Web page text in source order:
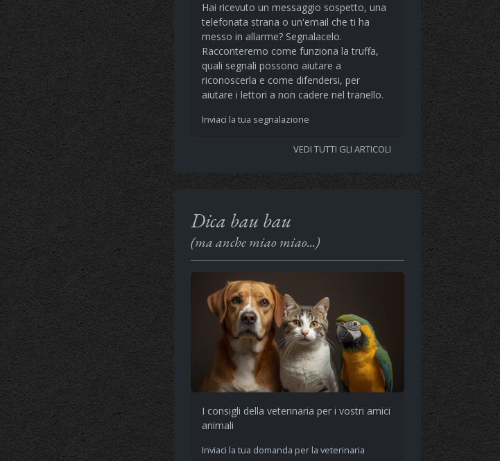
Hai ricevuto un messaggio sospetto, una
telefonata strana o un'email che ti ha
messo in allarme? Segnalacelo.
Racconteremo come funziona la truffa,
quali segnali possono aiutare a
riconoscerla e come difendersi, per
aiutare i lettori a non cadere nel tranello.
Inviaci la tua segnalazione
VEDI TUTTI GLI ARTICOLI
Dica bau bau
(ma anche miao miao...)
I consigli della veterinaria per i vostri amici
animali
Inviaci la tua domanda per la veterinaria